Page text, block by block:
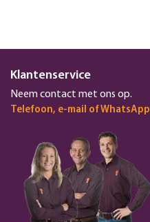
Klantenservice
Neem contact met ons op.
Telefoon, e-mail of WhatsApp